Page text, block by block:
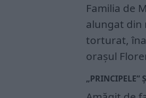
Familia de
alungat din
torturat,
orașul
„PRINCIPELE”